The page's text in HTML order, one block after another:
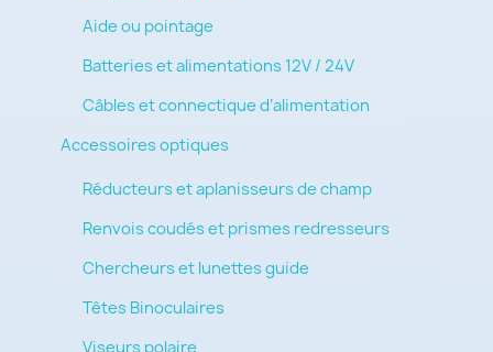
Aide ou pointage
Batteries et alimentations 12V / 24V
Câbles et connectique d’alimentation
Accessoires optiques
Réducteurs et aplanisseurs de champ
Renvois coudés et prismes redresseurs
Chercheurs et lunettes guide
Têtes Binoculaires
Viseurs polaire